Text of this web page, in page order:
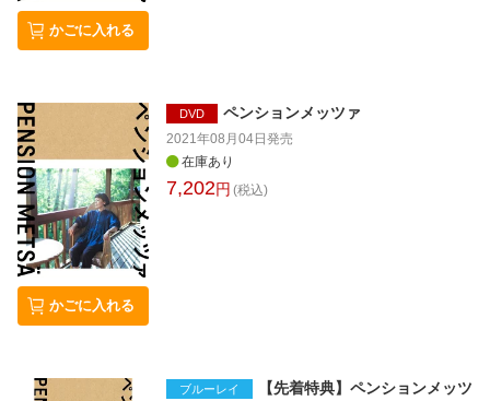
かごに入れる
かごに入れる
DVD ペンションメッツァ
2021年08月04日発売
在庫あり
7,202円 (税込)
ブルーレイ
【先着特典】ペンションメッツ